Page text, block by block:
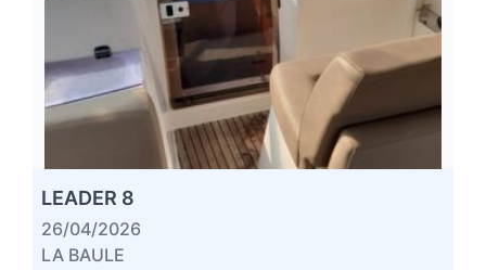
LEADER 8
26/04/2026
LA BAULE